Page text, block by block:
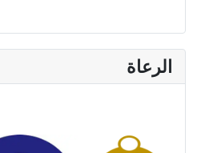
الرعاة